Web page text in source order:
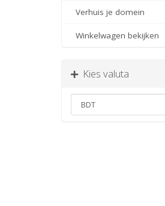
Verhuis je domein
Winkelwagen bekijken
Kies valuta